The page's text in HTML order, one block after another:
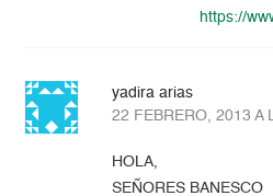
https://
yadira arias
22 FEBRERO, 2013 A
HOLA,
SEÑORES BANESCO